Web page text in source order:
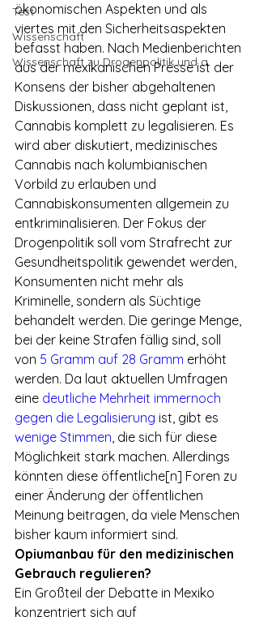
Test
Wissenschaft
Wissenschaft zu Drogenpolitik und a
ökonomischen Aspekten und als
viertes mit den Sicherheitsaspekten
befasst haben. Nach Medienberichten
aus der mexikanischen Presse ist der
Konsens der bisher abgehaltenen
Diskussionen, dass nicht geplant ist,
Cannabis komplett zu legalisieren. Es
wird aber diskutiert, medizinisches
Cannabis nach kolumbianischen
Vorbild zu erlauben und
Cannabiskonsumenten allgemein zu
entkriminalisieren. Der Fokus der
Drogenpolitik soll vom Strafrecht zur
Gesundheitspolitik gewendet werden,
Konsumenten nicht mehr als
Kriminelle, sondern als Süchtige
behandelt werden. Die geringe Menge,
bei der keine Strafen fällig sind, soll
von 5 Gramm auf 28 Gramm erhöht
werden. Da laut aktuellen Umfragen
eine deutliche Mehrheit immernoch
gegen die Legalisierung ist, gibt es
wenige Stimmen, die sich für diese
Möglichkeit stark machen. Allerdings
könnten diese öffentliche[n] Foren zu
einer Änderung der öffentlichen
Meinung beitragen, da viele Menschen
bisher kaum informiert sind.
Opiumanbau für den medizinischen
Gebrauch regulieren?
Ein Großteil der Debatte in Mexiko
konzentriert sich auf